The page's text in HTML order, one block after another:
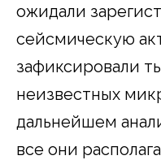
ожидали
сейсмическую
зафиксировали
неизвестных
дальнейшем
все они